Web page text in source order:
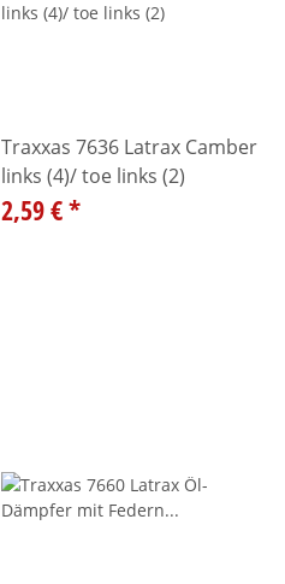
Traxxas 7636 Latrax Camber
links (4)/ toe links (2)
2,59 €*